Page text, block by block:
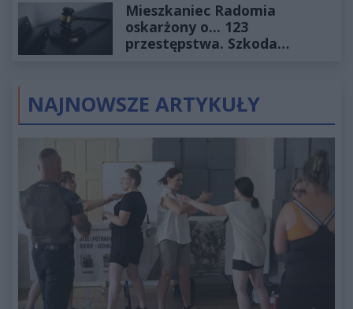
Mieszkaniec Radomia
oskarżony o... 123
przestępstwa. Szkoda
NAJNOWSZE ARTYKUŁY